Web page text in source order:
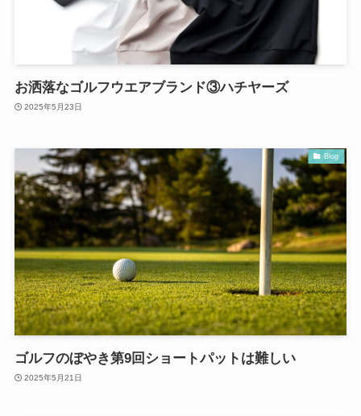
お洒落なゴルフウエアブランド③ハチヤーズ
2025年5月23日
Blog
ゴルフのぼやき第9回ショートパットは難しい
2025年5月21日